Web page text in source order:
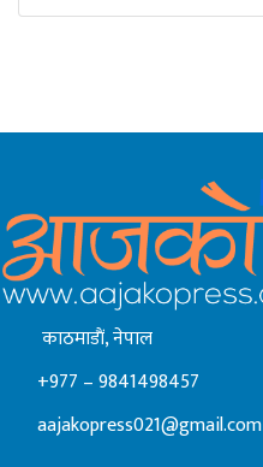
काठमाडाैं, नेपाल
+977 – 9841498457
aajakopress021@gmail.com